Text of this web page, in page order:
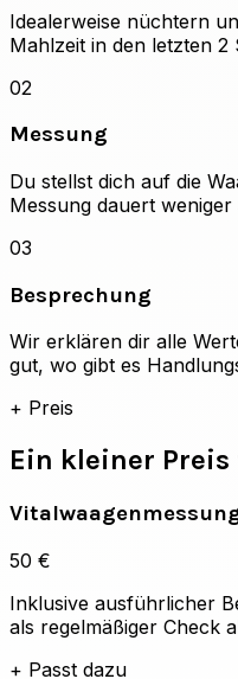
Idealerweise nüchtern
Mahlzeit in den letzten 2
02
Messung
Du stellst dich auf die
Messung dauert weniger
03
Besprechung
Wir erklären dir alle
gut, wo gibt es
+ Preis
Ein kleiner
50 €
Inklusive ausführlicher
als regelmäßiger Check
+ Passt dazu